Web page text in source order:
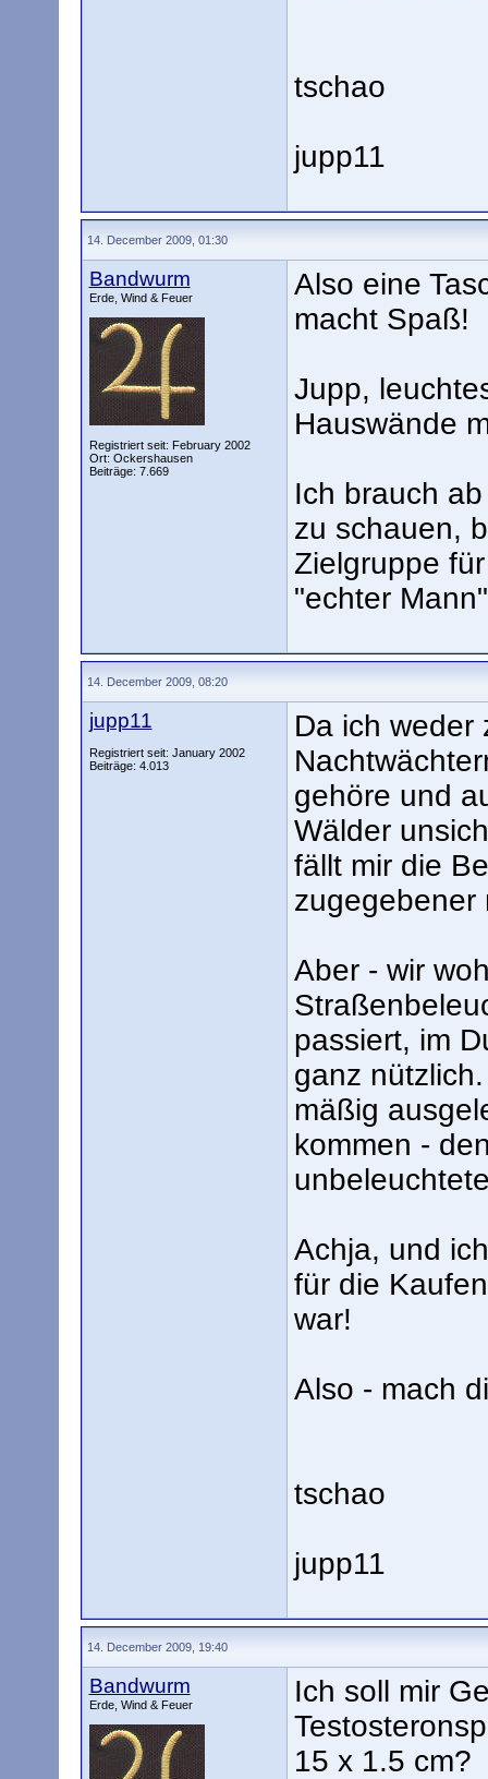
tschao
jupp11
14. December 2009, 01:30
Bandwurm
Erde, Wind & Feuer
Registriert seit: February 2002
Ort: Ockershausen
Beiträge: 7.669
Also eine
macht Spaß!
Jupp,
Hauswände
Ich brauch
zu schauen,
Zielgruppe
"echter
14. December 2009, 08:20
jupp11
Registriert seit: January 2002
Beiträge: 4.013
Da ich weder
gehöre und
Wälder
fällt mir die
zugegebener
Aber - wir
passiert, im
ganz
mäßig
kommen -
Achja, und
für die
war!
Also - mach
tschao
jupp11
14. December 2009, 19:40
Bandwurm
Erde, Wind & Feuer
Ich soll mir
15 x 1.5 cm?